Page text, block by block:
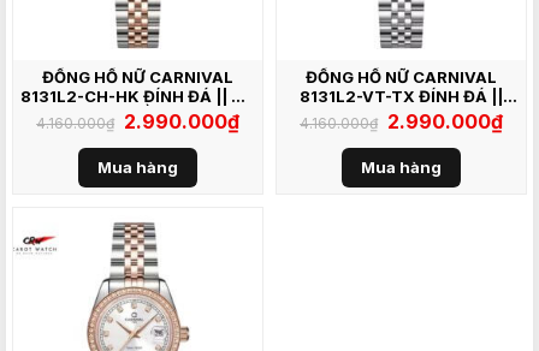
ĐỒNG HỒ NỮ CARNIVAL
8131L2-CH-HK ĐÍNH ĐÁ || XÀ
CỪ HỒNG
4.160.000₫ Giá
gốc
là:
4.160.000₫.
2.990.000₫Giá
hiện
Mua hàng
ĐỒNG HỒ NỮ CARNIVAL
8131L2-VT-TX ĐÍNH ĐÁ ||
XÁM
4.160.000₫ Giá
gốc
là:
4.160.000₫.
2.990.000₫Giá
hiện
Mua hàng